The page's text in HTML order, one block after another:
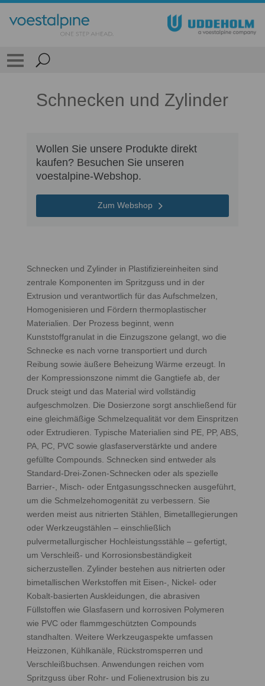
Schnecken und Zylinder
Wollen Sie unsere Produkte direkt
kaufen? Besuchen Sie unseren
voestalpine-Webshop.
Zum Webshop
Schnecken und Zylinder in Plastifiziereinheiten sind
zentrale Komponenten im Spritzguss und in der
Extrusion und verantwortlich für das Aufschmelzen,
Homogenisieren und Fördern thermoplastischer
Materialien. Der Prozess beginnt, wenn
Kunststoffgranulat in die Einzugszone gelangt, wo die
Schnecke es nach vorne transportiert und durch
Reibung sowie äußere Beheizung Wärme erzeugt. In
der Kompressionszone nimmt die Gangtiefe ab, der
Druck steigt und das Material wird vollständig
aufgeschmolzen. Die Dosierzone sorgt anschließend für
eine gleichmäßige Schmelzequalität vor dem Einspritzen
oder Extrudieren. Typische Materialien sind PE, PP, ABS,
PA, PC, PVC sowie glasfaserverstärkte und andere
gefüllte Compounds. Schnecken sind entweder als
Standard‑Drei‑Zonen‑Schnecken oder als spezielle
Barrier‑, Misch‑ oder Entgasungsschnecken ausgeführt,
um die Schmelzehomogenität zu verbessern. Sie
werden meist aus nitrierten Stählen, Bimetalllegierungen
oder Werkzeugstählen – einschließlich
pulvermetallurgischer Hochleistungsstähle – gefertigt,
um Verschleiß‑ und Korrosionsbeständigkeit
sicherzustellen. Zylinder bestehen aus nitrierten oder
bimetallischen Werkstoffen mit Eisen‑, Nickel‑ oder
Kobalt‑basierten Auskleidungen, die abrasiven
Füllstoffen wie Glasfasern und korrosiven Polymeren
wie PVC oder flammgeschützten Compounds
standhalten. Weitere Werkzeugaspekte umfassen
Heizzonen, Kühlkanäle, Rückstromsperren und
Verschleißbuchsen. Anwendungen reichen vom
Spritzguss über Rohr‑ und Folienextrusion bis zu